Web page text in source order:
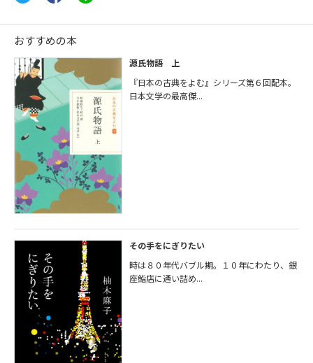
おすすめの本
源氏物語 上
『日本の古典をよむ』シリーズ第６回配本。
日本文学の最高傑...
その手をにぎりたい
時は８０年代バブル期。１０年にわたり、銀
座鮨店に通い詰め...